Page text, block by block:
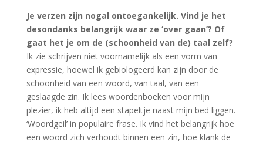
Je verzen zijn nogal ontoegankelijk. Vind je het
desondanks belangrijk waar ze ‘over gaan’? Of
gaat het je om de (schoonheid van de) taal zelf?
Ik zie schrijven niet voornamelijk als een vorm van
expressie, hoewel ik gebiologeerd kan zijn door de
schoonheid van een woord, van taal, van een
geslaagde zin. Ik lees woordenboeken voor mijn
plezier, ik heb altijd een stapeltje naast mijn bed liggen.
‘Woordgeil’ in populaire frase. Ik vind het belangrijk hoe
een woord zich verhoudt binnen een zin, hoe klank de